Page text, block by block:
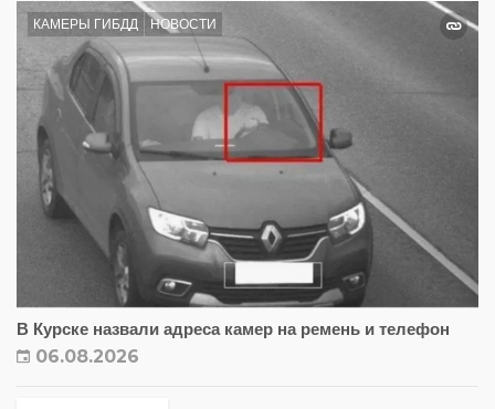
КАМЕРЫ ГИБДД НОВОСТИ
В Курске назвали адреса камер на ремень и телефон
06.08.2026